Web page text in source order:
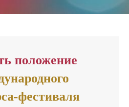
положение
фестиваля